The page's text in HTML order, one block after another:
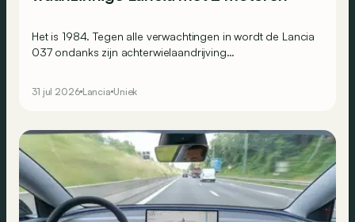
Het is 1984. Tegen alle verwachtingen in wordt de Lancia
037 ondanks zijn achterwielaandrijving
vierwielaandrijving over te stappen. Omdat de
een merkwaardige berline: de Trevi Bimotore.
31 jul 2026 Lancia Uniek